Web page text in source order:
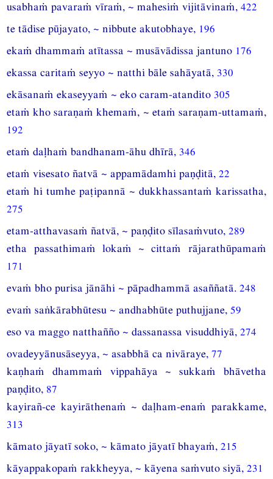
usabhaṁ pavaraṁ vīraṁ, ~ mahesiṁ vijitāvinaṁ,422
te tādise pūjayato, ~ nibbute akutobhaye, 196
ekaṁ dhammaṁ atītassa ~ musāvādissa jantuno 176
ekassa caritaṁ seyyo ~ natthi bāle sahāyatā, 330
ekāsanaṁ ekaseyyaṁ ~ eko caram-atandito 305
etaṁ kho saraṇaṁ khemaṁ, ~ etaṁ saraṇam-uttamaṁ,
192
etaṁ daḷhaṁ bandhanam-āhu dhīrā, 346
etaṁ visesato ñatvā ~ appamādamhi paṇḍitā,22
etaṁ hi tumhe paṭipannā ~ dukkhassantaṁ karissatha,
275
etam-atthavasaṁ ñatvā, ~ paṇḍito sīlasaṁvuto,289
etha passathimaṁ lokaṁ ~ cittaṁ rājarathūpamaṁ
171
evaṁ bho purisa jānāhi ~ pāpadhammā asaññatā.248
evaṁ saṅkārabhūtesu ~ andhabhūte puthujjane, 59
eso va maggo natthañño ~ dassanassa visuddhiyā,274
ovadeyyānusāseyya, ~ asabbhā ca nivāraye,77
kaṇhaṁ dhammaṁ vippahāya ~ sukkaṁ bhāvetha
paṇḍito, 87
kayirañ-ce kayirāthenaṁ ~ daḷham-enaṁ parakkame,
313
kāmato jāyatī soko, ~ kāmato jāyatī bhayaṁ,215
kāyappakopaṁ rakkheyya, ~ kāyena saṁvuto siyā,231